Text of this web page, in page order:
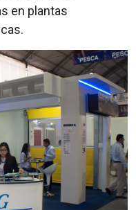
en plantas